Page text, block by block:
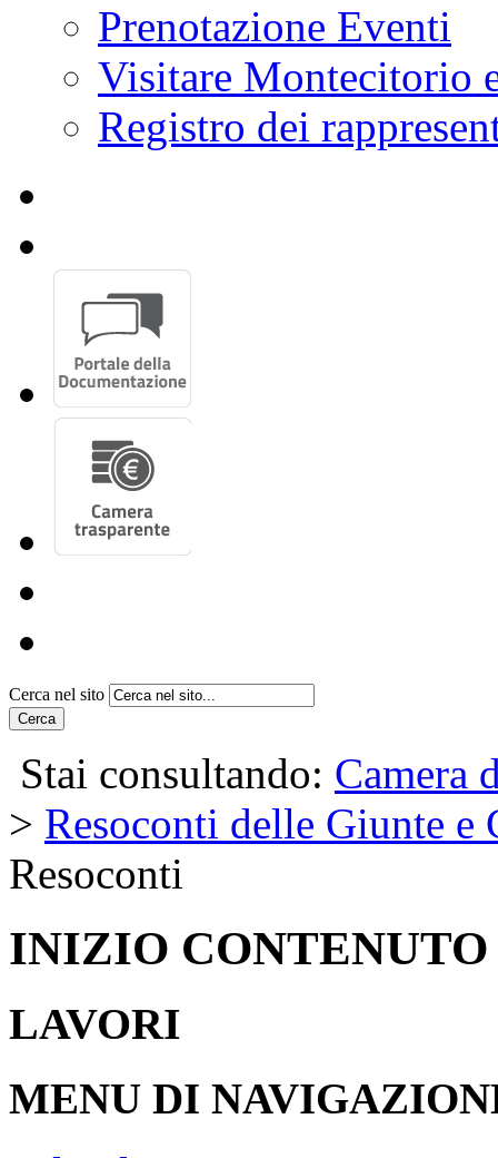
Prenotazione Eventi
Visitare Montecitorio
Registro dei
Cerca nel sito
Cerca
Stai consultando: Camera
> Resoconti delle Giunte e
Resoconti
INIZIO CONTENUTO
LAVORI
MENU DI